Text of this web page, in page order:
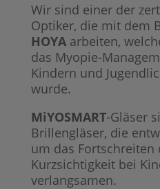
Wir sind einer der
Optiker, die mit dem
HOYAarbeiten,
das Myopie-
Kindern und
wurde.
MiYOSMART-Gläser
Brillengläser, die
um das Fortschreiten
Kurzsichtigkeit bei
verlangsamen.